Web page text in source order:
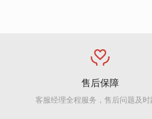
售后保障
客服经理全程服务，售后问题及时